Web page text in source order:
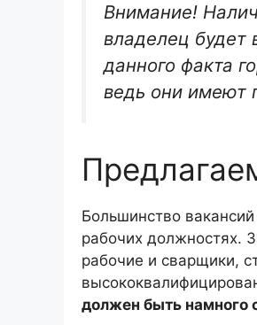
Внимание!
владелец будет
данного факта
ведь они имеют
Большинство
рабочих должностях.
рабочие и сварщики,
должен быть намного